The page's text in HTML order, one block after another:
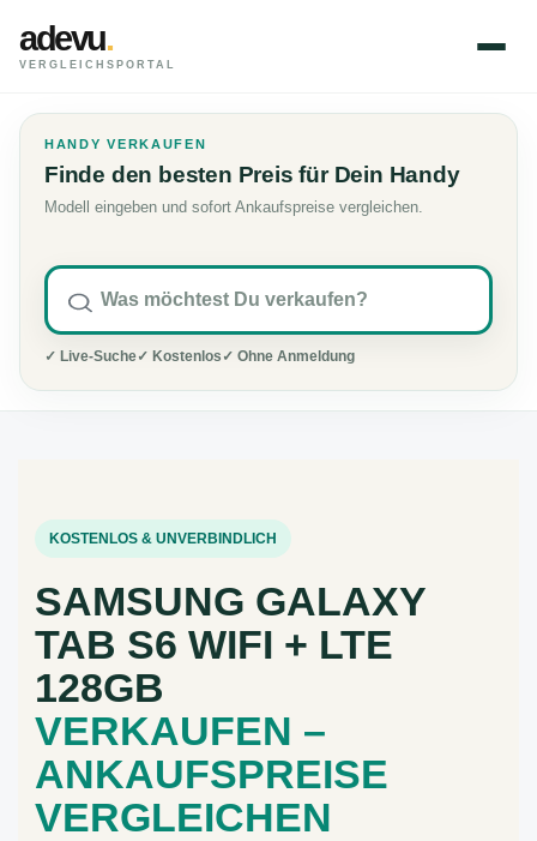
adevu.
VERGLEICHSPORTAL
HANDY VERKAUFEN
Finde den besten Preis für Dein Handy
Modell eingeben und sofort Ankaufspreise vergleichen.
✓ Live-Suche✓ Kostenlos ✓ Ohne Anmeldung
KOSTENLOS & UNVERBINDLICH
SAMSUNG GALAXY
TAB S6 WIFI + LTE
128GB
VERKAUFEN –
ANKAUFSPREISE
VERGLEICHEN